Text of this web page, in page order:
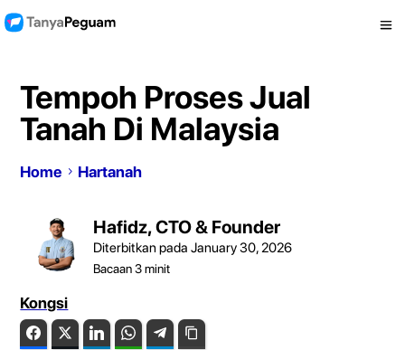
Tempoh Proses Jual
Tanah Di Malaysia
Home Hartanah
Hafidz, CTO & Founder
Diterbitkan pada January 30, 2026
Bacaan3minit
Kongsi
FacebookTwitter LinkedIn WhatsAppTelegram